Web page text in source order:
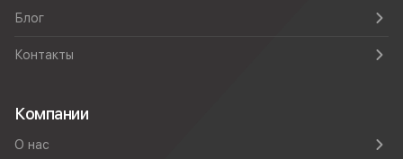
Блог
Контакты
Компании
О нас